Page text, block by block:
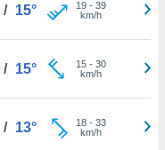
/ 15° 19- 39
km/h
/ 15° 15- 30
km/h
/ 13° 18- 33
km/h